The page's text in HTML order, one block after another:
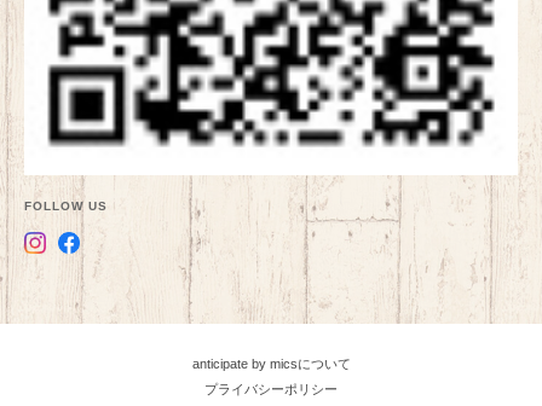
FOLLOW US
anticipate by micsについて
プライバシーポリシー